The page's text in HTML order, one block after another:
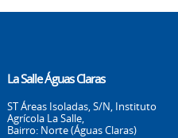
La Salle Águas Claras
ST Áreas Isoladas, S/N, Instituto
Agrícola La Salle,
Bairro: Norte (Águas Claras)